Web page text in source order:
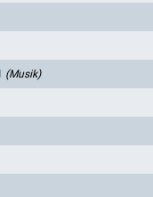
(Musik)